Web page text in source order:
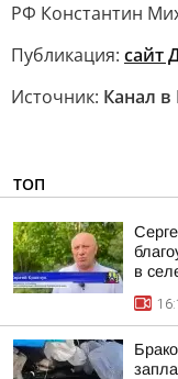
РФ Константин
Публикация: сайт
Источник: Канал
ТОП
в